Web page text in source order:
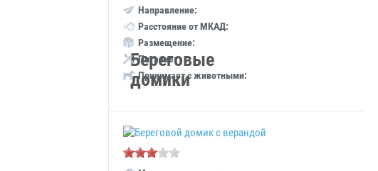
Береговые
домики
Направление:
Расстояние от МКАД:
Размещение:
Питание:
Принимает с животными: